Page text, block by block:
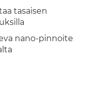
tasaisen
nano-pinnoite